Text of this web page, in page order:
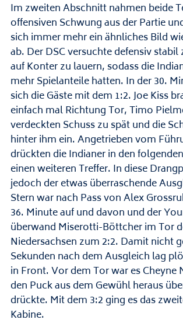
Im zweiten Abschnitt nahmen beide
offensiven Schwung aus der Partie
sich immer mehr ein ähnliches Bild
ab. Der DSC versuchte defensiv stabil
auf Konter zu lauern, sodass die
mehr Spielanteile hatten. In der 30.
sich die Gäste mit dem 1:2. Joe Kiss
einfach mal Richtung Tor, Timo
verdeckten Schuss zu spät und die
hinter ihm ein. Angetrieben vom
drückten die Indianer in den
einen weiteren Treffer. In diese
jedoch der etwas überraschende
Stern war nach Pass von Alex
36. Minute auf und davon und der
überwand Miserotti-Böttcher im Tor
Niedersachsen zum 2:2. Damit nicht
Sekunden nach dem Ausgleich lag
in Front. Vor dem Tor war es Cheyne
den Puck aus dem Gewühl heraus
drückte. Mit dem 3:2 ging es das
Kabine.